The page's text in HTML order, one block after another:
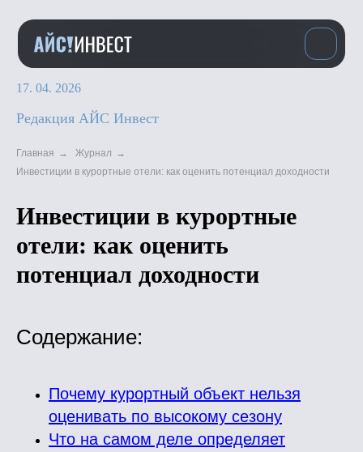
17. 04. 2026
Редакция АЙС Инвест
Главная → Журнал →
Инвестиции в курортные отели: как оценить потенциал доходности
Инвестиции в курортные
отели: как оценить
потенциал доходности
Содержание:
Почему курортный объект нельзя
оценивать по высокому сезону
Что на самом деле определяет